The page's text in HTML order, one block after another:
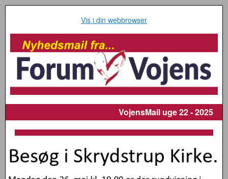
Vis i din webbrowser
VojensMail uge 22 - 2025